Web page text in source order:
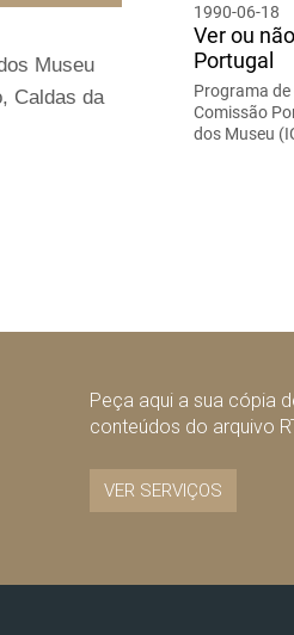
Museu
Caldas da
1990-06-18
Ver ou
Portugal
Programa
Comissão
dos Museu
Peça aqui a sua cópia
conteúdos do arquivo
VER SERVIÇOS